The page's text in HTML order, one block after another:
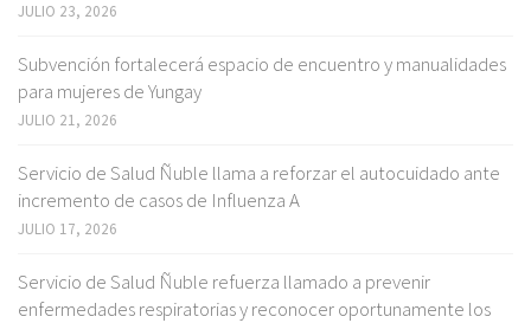
JULIO 23, 2026
Subvención fortalecerá espacio de encuentro y manualidades
para mujeres de Yungay
JULIO 21, 2026
Servicio de Salud Ñuble llama a reforzar el autocuidado ante
incremento de casos de Influenza A
JULIO 17, 2026
Servicio de Salud Ñuble refuerza llamado a prevenir
enfermedades respiratorias y reconocer oportunamente los